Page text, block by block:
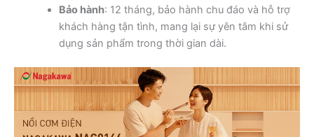
Bảo hành: 12 tháng, bảo hành chu đáo và hỗ trợ
khách hàng tận tình, mang lại sự yên tâm khi sử
dụng sản phẩm trong thời gian dài.